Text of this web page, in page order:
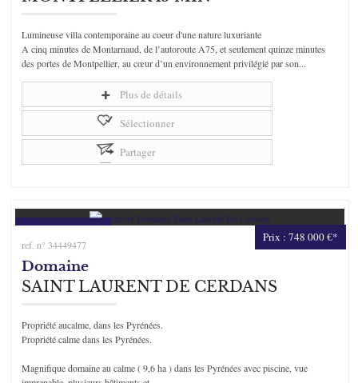
Lumineuse villa contemporaine au coeur d'une nature luxuriante
A cinq minutes de Montarnaud, de l’autoroute A75, et seulement quinze minutes
des portes de Montpellier, au cœur d’un environnement privilégié par son...
Plus de détails
Sélectionner
Partager
Prix : 748 000 €*
ref. n° 34449477
Domaine
SAINT LAURENT DE CERDANS
Propriété aucalme, dans les Pyrénées.
Propriété calme dans les Pyrénées.
Magnifique domaine au calme ( 9,6 ha ) dans les Pyrénées avec piscine, vue